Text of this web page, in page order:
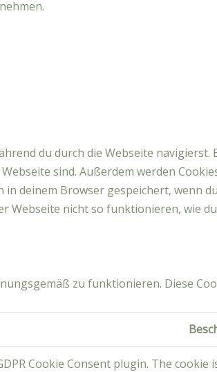
du durch die Webseite
sind. Außerdem werden
deinem Browser gespeichert, wenn
Webseite nicht so funktionieren, wie
zu funktionieren. Diese
Cookie Consent plugin. The